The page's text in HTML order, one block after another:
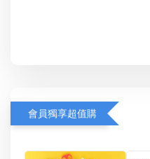
會員獨享超值購